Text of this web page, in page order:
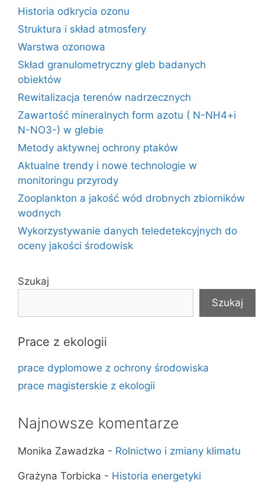
Historia odkrycia ozonu
Struktura i skład atmosfery
Warstwa ozonowa
Skład granulometryczny gleb badanych
obiektów
Rewitalizacja terenów nadrzecznych
Zawartość mineralnych form azotu ( N-NH4+i
N-NO3-) w glebie
Metody aktywnej ochrony ptaków
Aktualne trendy i nowe technologie w
monitoringu przyrody
Zooplankton a jakość wód drobnych zbiorników
wodnych
Wykorzystywanie danych teledetekcyjnych do
oceny jakości środowisk
Szukaj
Szukaj
Prace z ekologii
prace dyplomowe z ochrony środowiska
prace magisterskie z ekologii
Najnowsze komentarze
Monika Zawadzka - Rolnictwo i zmiany klimatu
Grażyna Torbicka - Historia energetyki